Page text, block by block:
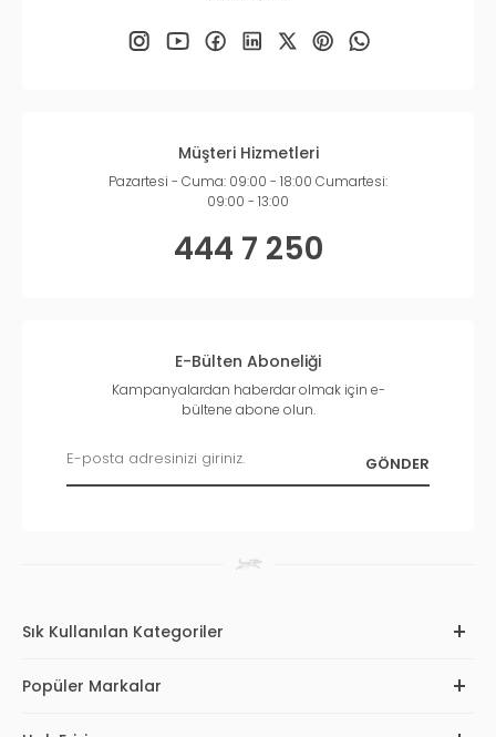
Müşteri Hizmetleri
Pazartesi - Cuma: 09:00 - 18:00 Cumartesi:
09:00 - 13:00
444 7 250
E-Bülten Aboneliği
Kampanyalardan haberdar olmak için e-
bültene abone olun.
Sık Kullanılan Kategoriler
Popüler Markalar